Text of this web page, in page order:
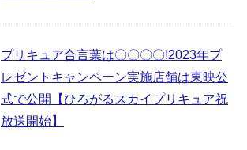
プリキュア合言葉は〇〇〇〇!2023年プ
レゼントキャンペーン実施店舗は東映公
式で公開【ひろがるスカイプリキュア祝
放送開始】